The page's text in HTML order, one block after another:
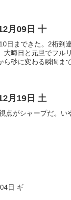
月09日 十
日まできた。2桁到
大晦日と元旦でフル
ら砂に変わる瞬間ま
月19日 土
点がシャープだ。
日 ギ